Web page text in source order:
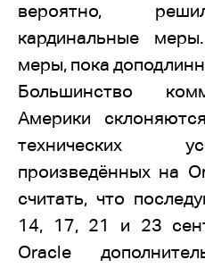
вероятно,
кардинальные
меры, пока
Большинство
Америки
технических
произведённых на
считать, что
14, 17, 21 и 23
Oracle